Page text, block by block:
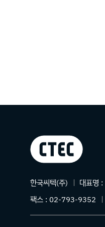
상호명
한국씨텍(주) 대표명 :
팩스 : 02-793-9352